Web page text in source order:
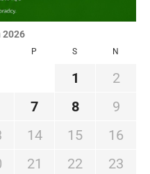
2026
P S N
1
2
7 8
9
14 15
16
21 22
23